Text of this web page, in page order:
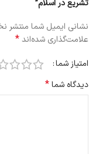
تشریع در اسلام”
نشانی ایمیل شما منتشر
علامت‌گذاری شده‌اند*
امتیاز شما
دیدگاه شما*